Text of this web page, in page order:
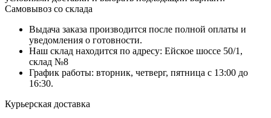
Самовывоз со склада
Выдача заказа производится после полной оплаты и
уведомления о готовности.
Наш склад находится по адресу: Ейское шоссе 50/1,
склад №8
График работы: вторник, четверг, пятница с 13:00 до
16:30.
Курьерская доставка